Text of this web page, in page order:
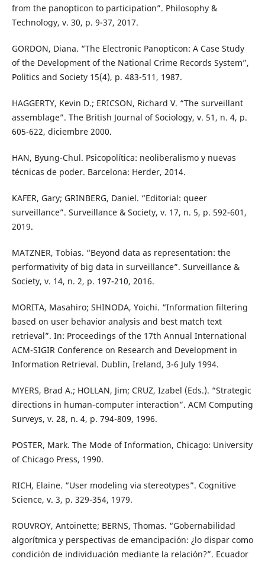
from the panopticon to participation”. Philosophy &
Technology, v. 30, p. 9-37, 2017.
GORDON, Diana. “The Electronic Panopticon: A Case Study
of the Development of the National Crime Records System”,
Politics and Society 15(4), p. 483-511, 1987.
HAGGERTY, Kevin D.; ERICSON, Richard V. “The surveillant
assemblage”. The British Journal of Sociology, v. 51, n. 4, p.
605-622, diciembre 2000.
HAN, Byung-Chul. Psicopolítica: neoliberalismo y nuevas
técnicas de poder. Barcelona: Herder, 2014.
KAFER, Gary; GRINBERG, Daniel. “Editorial: queer
surveillance”. Surveillance & Society, v. 17, n. 5, p. 592-601,
2019.
MATZNER, Tobias. “Beyond data as representation: the
performativity of big data in surveillance”. Surveillance &
Society, v. 14, n. 2, p. 197-210, 2016.
MORITA, Masahiro; SHINODA, Yoichi. “Information filtering
based on user behavior analysis and best match text
retrieval”. In: Proceedings of the 17th Annual International
ACM-SIGIR Conference on Research and Development in
Information Retrieval. Dublin, Ireland, 3-6 July 1994.
MYERS, Brad A.; HOLLAN, Jim; CRUZ, Izabel (Eds.). “Strategic
directions in human-computer interaction”. ACM Computing
Surveys, v. 28, n. 4, p. 794-809, 1996.
POSTER, Mark. The Mode of Information, Chicago: University
of Chicago Press, 1990.
RICH, Elaine. “User modeling via stereotypes”. Cognitive
Science, v. 3, p. 329-354, 1979.
ROUVROY, Antoinette; BERNS, Thomas. “Gobernabilidad
algorítmica y perspectivas de emancipación: ¿lo dispar como
condición de individuación mediante la relación?”. Ecuador